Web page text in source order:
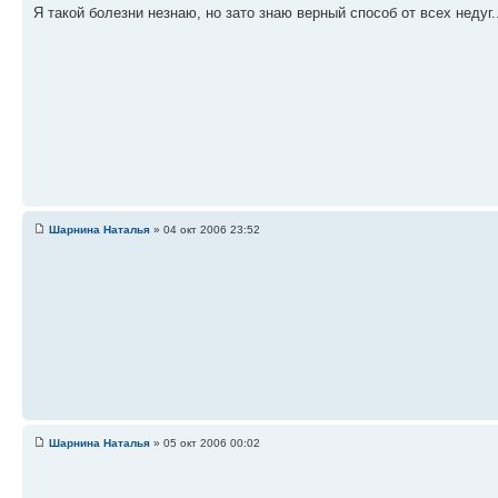
Я такой болезни незнаю, но зато знаю верный способ от всех
Шарнина Наталья » 04 окт 2006 23:52
Шарнина Наталья » 05 окт 2006 00:02